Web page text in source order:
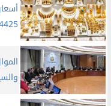
4425 جنيهًا وتأثيرات